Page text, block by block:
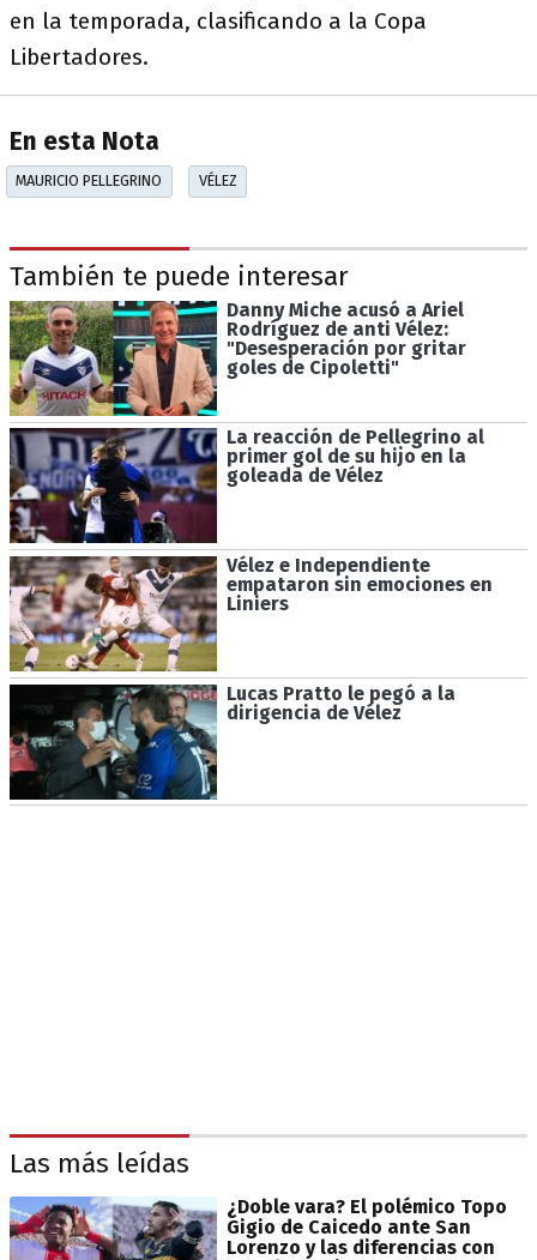
en la temporada, clasificando a la Copa
Libertadores.
En esta Nota
MAURICIO PELLEGRINO VÉLEZ
También te puede interesar
Danny Miche acusó a Ariel
Rodríguez de anti Vélez:
"Desesperación por gritar
goles de Cipoletti"
La reacción de Pellegrino al
primer gol de su hijo en la
goleada de Vélez
Vélez e Independiente
empataron sin emociones en
Liniers
Lucas Pratto le pegó a la
dirigencia de Vélez
Las más leídas
¿Doble vara? El polémico Topo
Gigio de Caicedo ante San
Lorenzo y las diferencias con